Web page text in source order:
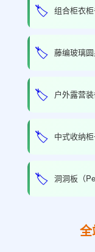
🏷️ 组合柜衣
🏷️ 藤编玻璃
🏷️ 户外露营
🏷️ 中式收纳
🏷️ 洞洞板（